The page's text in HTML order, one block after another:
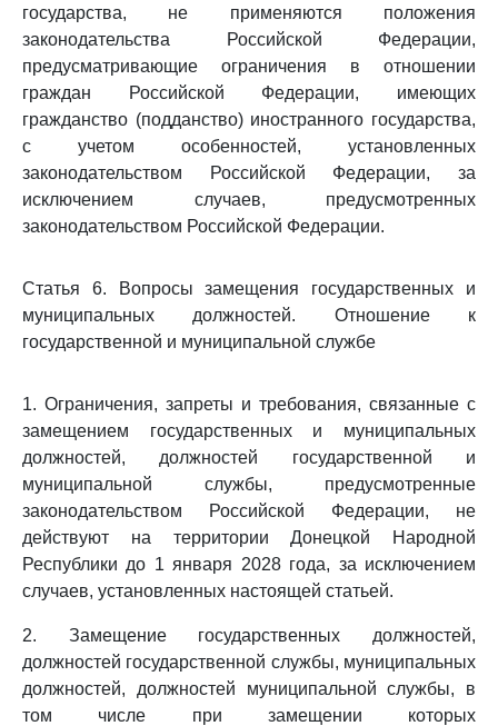
государства, не применяются положения
законодательства Российской Федерации,
предусматривающие ограничения в отношении
граждан Российской Федерации, имеющих
гражданство (подданство) иностранного государства,
с учетом особенностей, установленных
законодательством Российской Федерации, за
исключением случаев, предусмотренных
законодательством Российской Федерации.
Статья 6. Вопросы замещения государственных и
муниципальных должностей. Отношение к
государственной и муниципальной службе
1. Ограничения, запреты и требования, связанные с
замещением государственных и муниципальных
должностей, должностей государственной и
муниципальной службы, предусмотренные
законодательством Российской Федерации, не
действуют на территории Донецкой Народной
Республики до 1 января 2028 года, за исключением
случаев, установленных настоящей статьей.
2. Замещение государственных должностей,
должностей государственной службы, муниципальных
должностей, должностей муниципальной службы, в
том числе при замещении которых